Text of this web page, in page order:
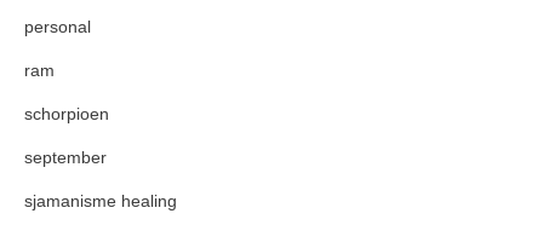
personal
ram
schorpioen
september
sjamanisme healing